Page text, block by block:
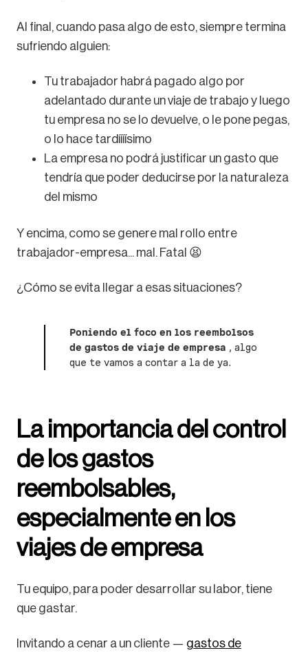
Al final, cuando pasa algo de esto, siempre termina
sufriendo alguien:
Tu trabajador habrá pagado algo por
adelantado durante un viaje de trabajo y luego
tu empresa no se lo devuelve, o le pone pegas,
o lo hace tardíííísimo
La empresa no podrá justificar un gasto que
tendría que poder deducirse por la naturaleza
del mismo
Y encima, como se genere mal rollo entre
trabajador-empresa... mal. Fatal 😫
¿Cómo se evita llegar a esas situaciones?
Poniendo el foco en los reembolsos
de gastos de viaje de empresa , algo
que te vamos a contar a la de ya.
La importancia del control
de los gastos
reembolsables,
especialmente en los
viajes de empresa
Tu equipo, para poder desarrollar su labor, tiene
que gastar.
Invitando a cenar a un cliente — gastos de